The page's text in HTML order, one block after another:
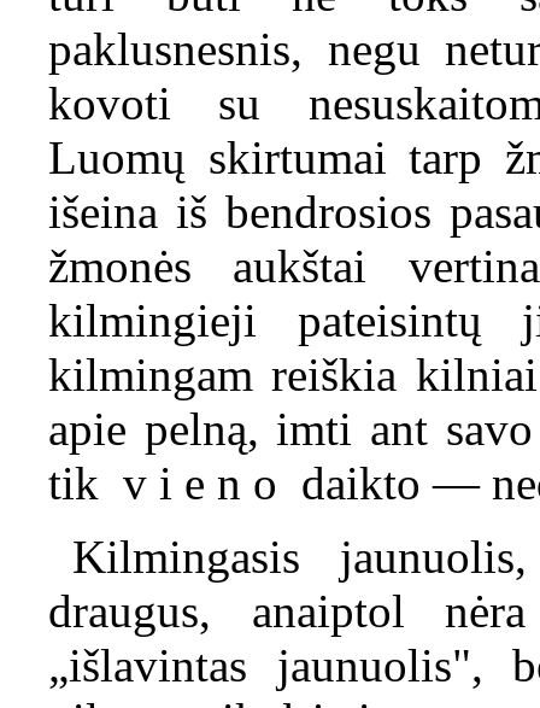
paklusnesnis, negu
kovoti su
Luomų skirtumai tarp
išeina iš bendrosios
žmonės aukštai
kilmingieji pateisintų
kilmingam reiškia
apie pelną, imti ant
tik v i e n o daikto —
Kilmingasis
draugus, anaiptol
„išlavintas jaunuolis",